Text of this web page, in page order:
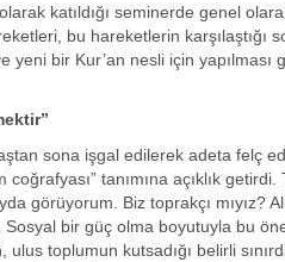
katıldığı seminerde genel
bu hareketlerin karşılaştığı
yeni bir Kur’an nesli için yapılması
sona işgal edilerek adeta felç
tanımına açıklık getirdi.
görüyorum. Biz toprakçı mıyız?
bir güç olma boyutuyla bu
toplumun kutsadığı belirli